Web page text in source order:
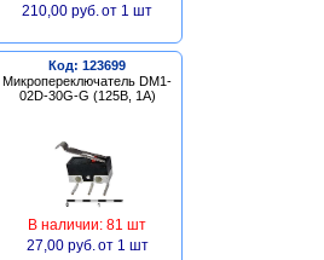
210,00 руб. от 1 шт
Код: 123699
Микропереключатель DM1-
02D-30G-G (125В, 1А)
В наличии: 81 шт
27,00 руб. от 1 шт